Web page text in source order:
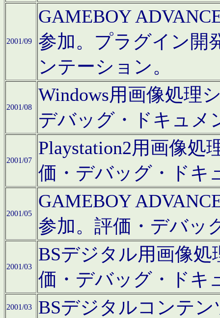
2001/09
GAMEBOY
参加。プラグイン開
ンテーション。
2001/08
Windows用画像処理
デバッグ・ドキュメ
2001/07
Playstation2用画像
価・デバッグ・ドキ
2001/05
GAMEBOY
参加。評価・デバッ
2001/03
BSデジタル用画像
価・デバッグ・ドキ
2001/03 BSデジタルコンテ